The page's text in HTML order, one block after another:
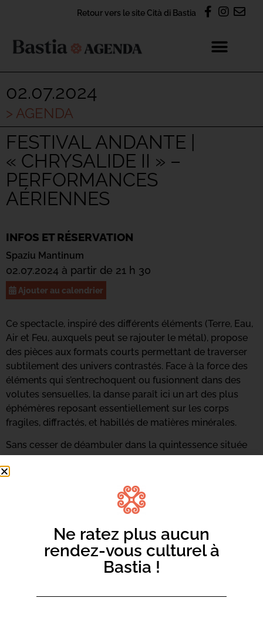
Retour vers le site Cità di Bastia
02.07.2024
> AGENDA
FESTIVAL ANDANTE |
« CHRYSALIDE II » –
PERFORMANCES
AÉRIENNES
INFOS ET RÉSERVATION
Spaziu Mantinum
02.07.2024 à partir de 21 h 30
Ajouter au calendrier
Ce spectacle, inspiré des différents éléments (Terre, Eau,
Air et Feu, auxquels peut se rajouter le métal), propose
des pièces aux formats courts permettant de traverser
subtilement des univers contrastés. Face à la force des
éléments qui s’entrechoquent ou fusionnent dans des
volutes sensuelles, la danse paraît ici un art des plus
éphémères reposant essentiellement sur les corps
fragiles, diffractés, et habillés de matières minérales.
Sans cesser de déambuler dans la quintessence située
simplement la vie, la force vitale qui nous anime, depuis
l’origine des planètes telluriques. Cette déambulation
durera le temps du festival et en sera le fil conducteur.
Ne ratez plus aucun
rendez-vous culturel à
Bastia !